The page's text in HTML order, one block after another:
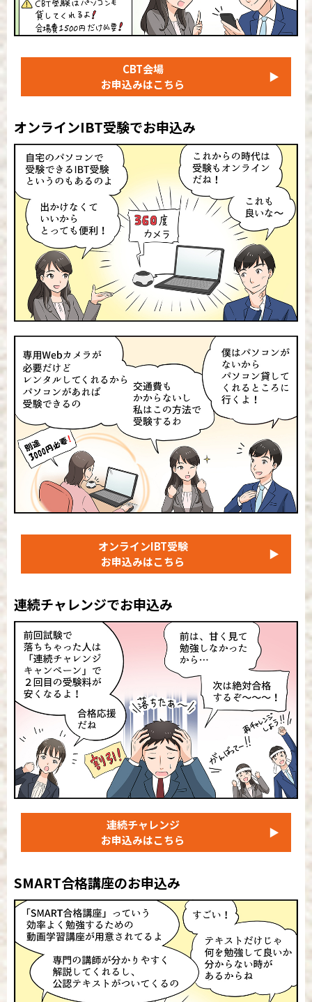
CBT会場
お申込みはこちら
▶
オンラインIBT受験でお申込み
オンラインIBT受験
お申込みはこちら
▶
連続チャレンジでお申込み
連続チャレンジ
お申込みはこちら
▶
SMART合格講座のお申込み